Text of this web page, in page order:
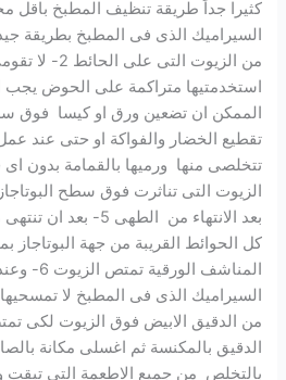
السيراميك الذى فى المطبخ بطريقة
من الزيوت التى
الممكن ان تضعين ورق او كيسا فوق
تقطيع الخضار والفواكة او حتى عند
الزيوت التى تناثرت فوق سطح
بعد الانتهاء من الطهى
كل الحوائط القريبة من جهة البوتاجاز
المناشف
السيراميك الذى فى المطبخ لا
من الدقيق الابيض فوق الزيوت لكى
بالتخلص من جميع الاطعمة التى تبقت